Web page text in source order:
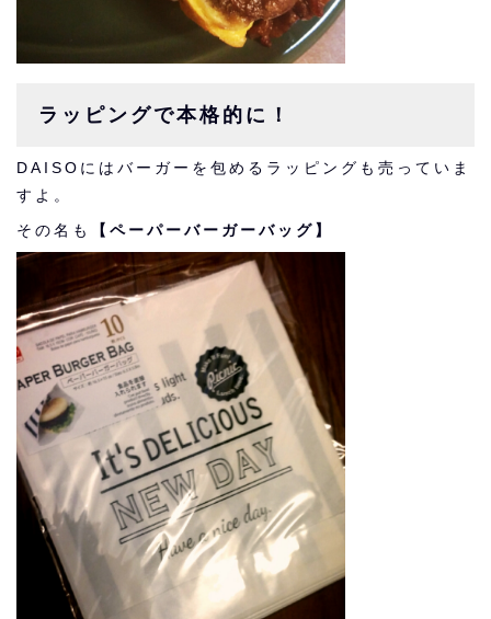
ラッピングで本格的に！
DAISOにはバーガーを包めるラッピングも売っていま
すよ。
その名も
【ペーパーバーガーバッグ】